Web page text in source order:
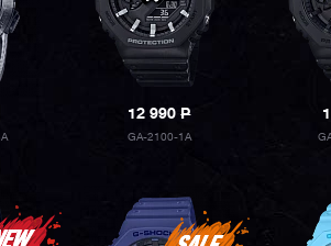
12 990P
GA-2100-1A